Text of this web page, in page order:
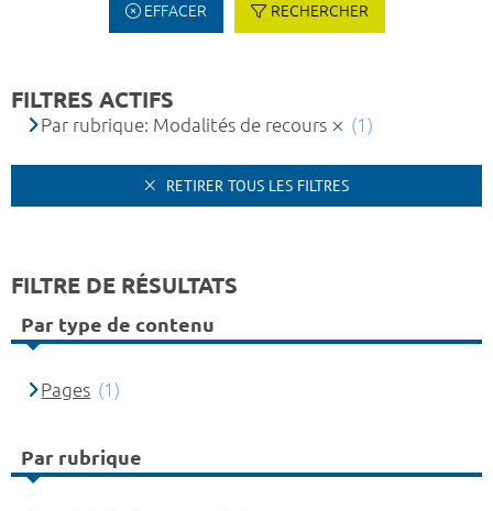
EFFACER RECHERCHER
FILTRES ACTIFS
Par rubrique: Modalités de recours (1)
RETIRER TOUS LES FILTRES
FILTRE DE RÉSULTATS
Par type de contenu
Pages (1)
Par rubrique